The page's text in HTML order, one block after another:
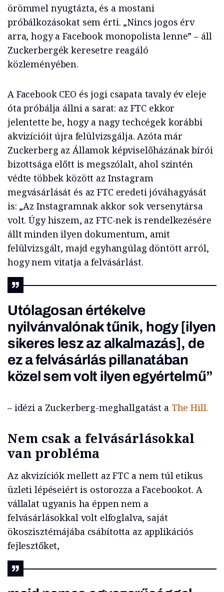
örömmel nyugtázta, és a mostani
próbálkozásokat sem érti. „Nincs jogos érv
arra, hogy a Facebook monopolista lenne” – áll
Zuckerbergék keresetre reagáló
közleményében.
A Facebook CEO és jogi csapata tavaly év eleje
óta próbálja állni a sarat: az FTC ekkor
jelentette be, hogy a nagy techcégek korábbi
akvizícióit újra felülvizsgálja. Azóta már
Zuckerberg az Államok képviselőházának bírói
bizottsága előtt is megszólalt, ahol szintén
védte többek között az Instagram
megvásárlását és az FTC eredeti jóváhagyását
is: „Az Instagramnak akkor sok versenytársa
volt. Úgy hiszem, az FTC-nek is rendelkezésére
állt minden ilyen dokumentum, amit
felülvizsgált, majd egyhangúlag döntött arról,
hogy nem vitatja a felvásárlást.
Utólagosan értékelve
nyilvánvalónak tűnik, hogy [ilyen
sikeres lesz az alkalmazás], de
ez a felvásárlás pillanatában
közel sem volt ilyen egyértelmű”
– idézi a Zuckerberg-meghallgatást a The Hill.
Nem csak a felvásárlásokkal
van probléma
Az akvizíciók mellett az FTC a nem túl etikus
üzleti lépéseiért is ostorozza a Facebookot. A
vállalat ugyanis ha éppen nem a
felvásárlásokkal volt elfoglalva, saját
ökoszisztémájába csábította az applikációs
fejlesztőket,